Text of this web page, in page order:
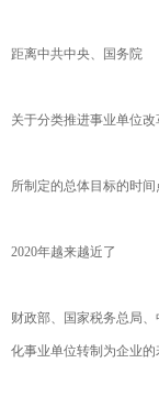
距离中共中央、国务院
关于分类推进事业单位改
所制定的总体目标的时间
2020年越来越近了
财政部、国家税务总局
化事业单位转制为企业的